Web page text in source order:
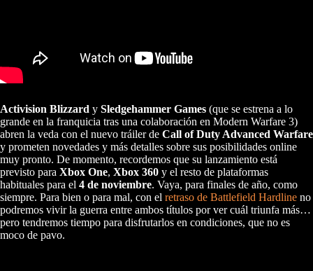
Activision Blizzard y Sledgehammer Games (que se estrena a lo
grande en la franquicia tras una colaboración en Modern Warfare 3)
abren la veda con el nuevo tráiler de Call of Duty Advanced Warfare
y prometen novedades y más detalles sobre sus posibilidades online
muy pronto. De momento, recordemos que su lanzamiento está
previsto para Xbox One, Xbox 360 y el resto de plataformas
habituales para el 4 de noviembre. Vaya, para finales de año, como
siempre. Para bien o para mal, con el retraso de Battlefield Hardline no
podremos vivir la guerra entre ambos títulos por ver cuál triunfa más…
pero tendremos tiempo para disfrutarlos en condiciones, que no es
moco de pavo.